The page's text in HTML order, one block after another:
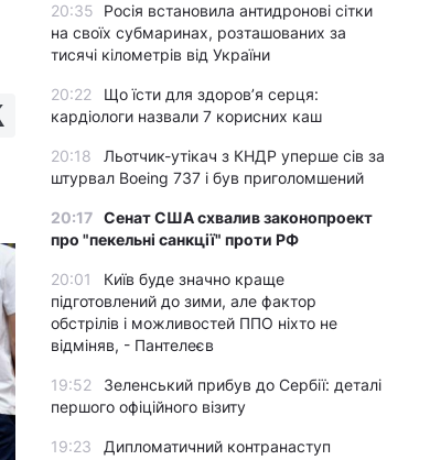
20:35
Росія встановила антидронові сітки
на своїх субмаринах, розташованих за
тисячі кілометрів від України
20:22
Що їсти для здоров’я серця:
кардіологи назвали 7 корисних каш
20:18
Льотчик-утікач з КНДР уперше сів за
штурвал Boeing 737 і був приголомшений
20:17 Сенат США схвалив законопроект
про "пекельні санкції" проти РФ
20:01
Київ буде значно краще
підготовлений до зими, але фактор
обстрілів і можливостей ППО ніхто не
відміняв, - Пантелеєв
19:52
Зеленський прибув до Сербії: деталі
першого офіційного візиту
19:23
Дипломатичний контранаступ